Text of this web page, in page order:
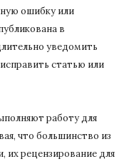
ошибку или
в
уведомить
статью или
работу для
что большинство из
их рецензирование для